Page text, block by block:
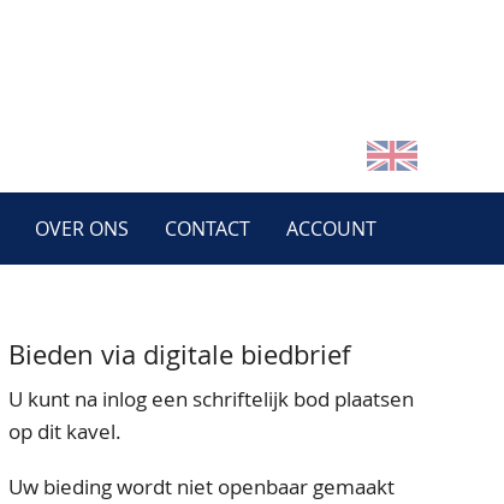
OVER ONS CONTACT ACCOUNT
Bieden via digitale biedbrief
U kunt na inlog een schriftelijk bod plaatsen
op dit kavel.
Uw bieding wordt niet openbaar gemaakt